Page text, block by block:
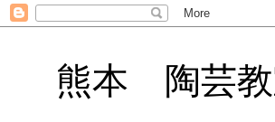
熊本 陶芸